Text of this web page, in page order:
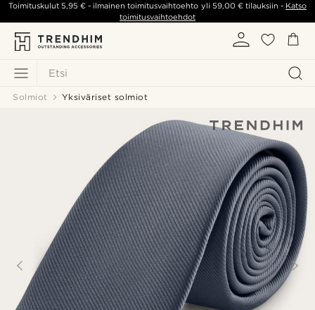
Etsi
Toimituskulut5,95 € - ilmainen toimitusvaihtoehto yli 59,00 €tilauksiin - Katso
toimitusvaihtoehdot
Solmiot Yksiväriset solmiot